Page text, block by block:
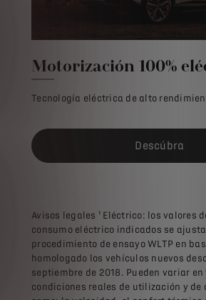
Motorización 100%
Tecnología eléctrica de alto
Descúbra
Avisos legales ¹ Eléctrico: los valores
consumo eléctrico indicados se
procedimiento de ensayo WLTP en
homologado los vehículos nuevos
septiembre de 2018. Pueden variar
condiciones reales de utilización y de